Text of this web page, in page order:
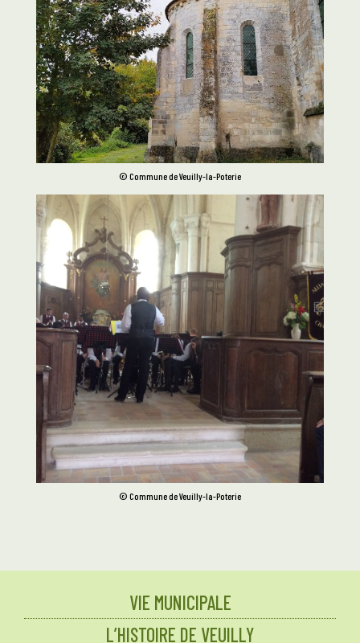
© Commune de Veuilly-la-Poterie
© Commune de Veuilly-la-Poterie
VIE MUNICIPALE
L’HISTOIRE DE VEUILLY